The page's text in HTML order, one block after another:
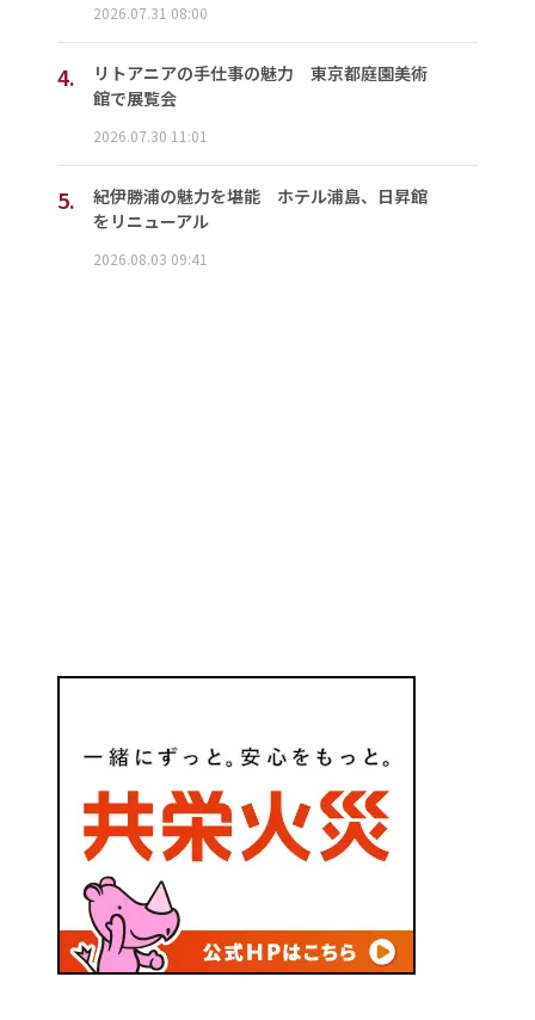
2026.07.31 08:00
4.
リトアニアの手仕事の魅力 東京都庭園美術
館で展覧会
2026.07.30 11:01
5.
紀伊勝浦の魅力を堪能 ホテル浦島、日昇館
をリニューアル
2026.08.03 09:41